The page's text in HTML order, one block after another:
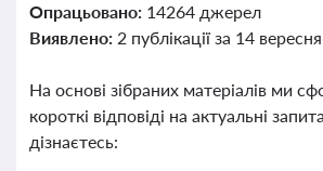
Опрацьовано: 14264 джерел
Виявлено: 2 публікації за 14 вересня
На основі зібраних матеріалів ми
короткі відповіді на актуальні
дізнаєтесь: